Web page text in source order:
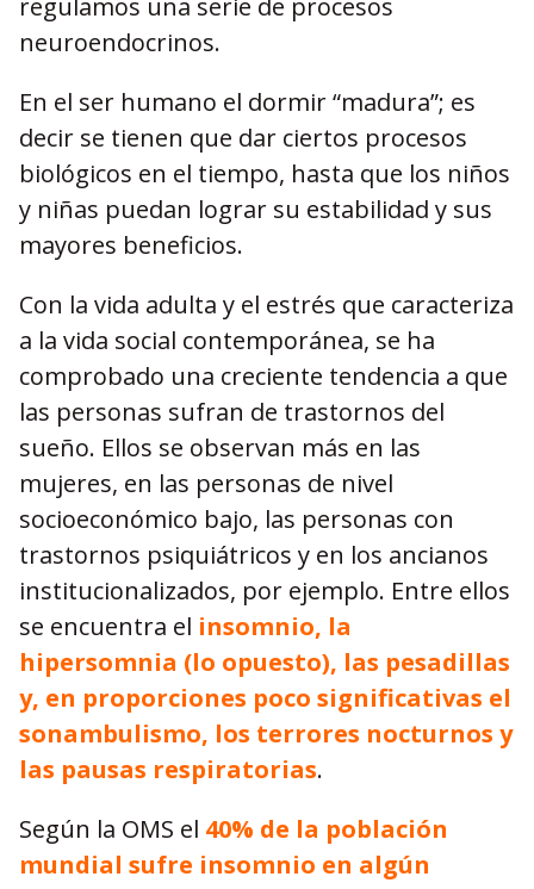
regulamos una serie de procesos
neuroendocrinos.
En el ser humano el dormir “madura”; es
decir se tienen que dar ciertos procesos
biológicos en el tiempo, hasta que los niños
y niñas puedan lograr su estabilidad y sus
mayores beneficios.
Con la vida adulta y el estrés que caracteriza
a la vida social contemporánea, se ha
comprobado una creciente tendencia a que
las personas sufran de trastornos del
sueño. Ellos se observan más en las
mujeres, en las personas de nivel
socioeconómico bajo, las personas con
trastornos psiquiátricos y en los ancianos
institucionalizados, por ejemplo. Entre ellos
se encuentra el insomnio, la
hipersomnia (lo opuesto), las pesadillas
y, en proporciones poco significativas el
sonambulismo, los terrores nocturnos y
las pausas respiratorias.
Según la OMS el 40% de la población
mundial sufre insomnio en algún